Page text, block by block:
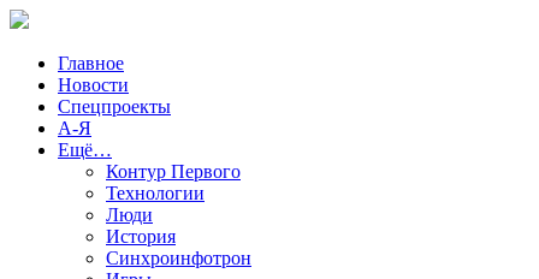
Главное
Новости
Спецпроекты
А-Я
Ещё…
Контур Первого
Технологии
Люди
История
Синхроинфотрон